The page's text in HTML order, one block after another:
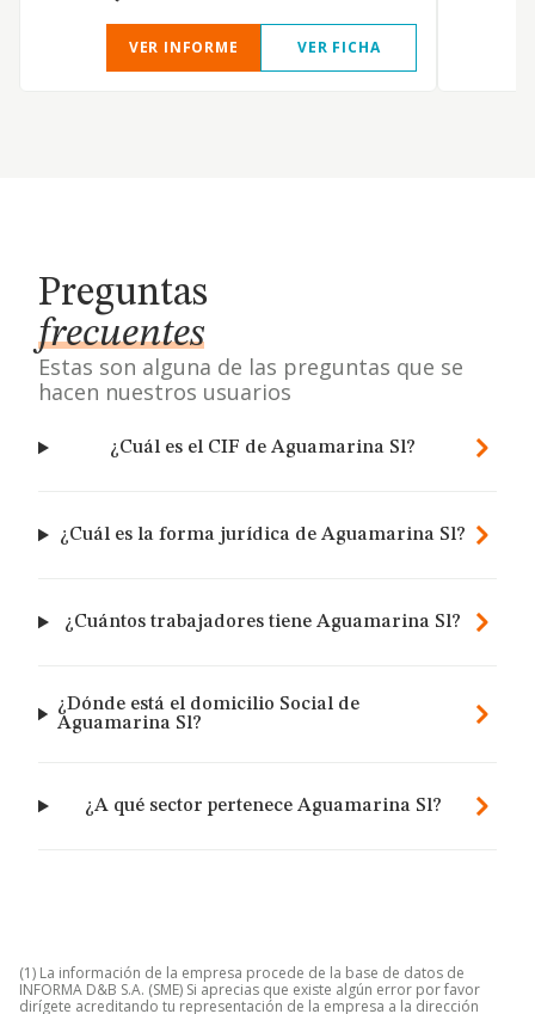
VER INFORME VER FICHA
Preguntas
frecuentes
Estas son alguna de las preguntas que se
hacen nuestros usuarios
¿Cuál es el CIF de Aguamarina Sl?
¿Cuál es la forma jurídica de Aguamarina Sl?
¿Cuántos trabajadores tiene Aguamarina Sl?
¿Dónde está el domicilio Social de
Aguamarina Sl?
¿A qué sector pertenece Aguamarina Sl?
(1) La información de la empresa procede de la base de datos de
INFORMA D&B S.A. (SME) Si aprecias que existe algún error por favor
dirígete acreditando tu representación de la empresa a la dirección